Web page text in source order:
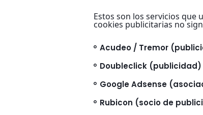
Estos son los servicios que
cookies publicitarias no
Acudeo / Tremor
Doubleclick (publicidad)
Google Adsense
Rubicon (socio de